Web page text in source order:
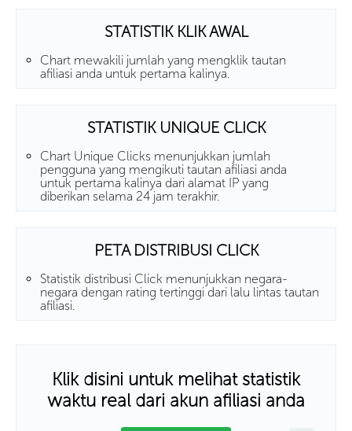
STATISTIK KLIK AWAL
Chart mewakili jumlah yang mengklik tautan
afiliasi anda untuk pertama kalinya.
STATISTIK UNIQUE CLICK
Chart Unique Clicks menunjukkan jumlah
pengguna yang mengikuti tautan afiliasi anda
untuk pertama kalinya dari alamat IP yang
diberikan selama 24 jam terakhir.
PETA DISTRIBUSI CLICK
Statistik distribusi Click menunjukkan negara-
negara dengan rating tertinggi dari lalu lintas tautan
afiliasi.
Klik disini untuk melihat statistik
waktu real dari akun afiliasi anda